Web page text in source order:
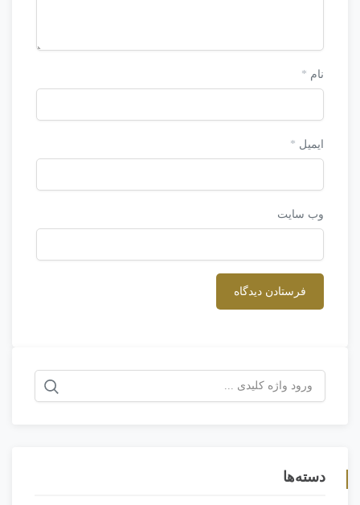
نام *
ایمیل *
وب‌ سایت
برای:
دسته‌ها